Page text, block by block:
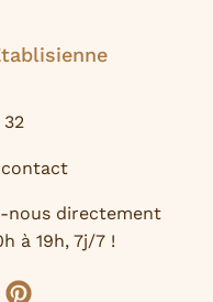
32
nous directement
à 19h, 7j/7 !